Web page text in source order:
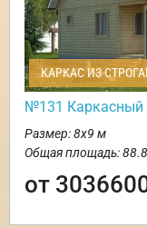
КАРКАС ИЗ
№131 Каркасный
Размер: 8х9 м
Общая площадь: 88.8
от